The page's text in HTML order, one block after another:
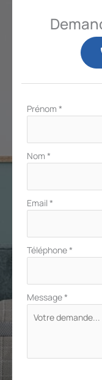
Formulaire
Prénom *
Nom *
Email *
Téléphone*
Message*